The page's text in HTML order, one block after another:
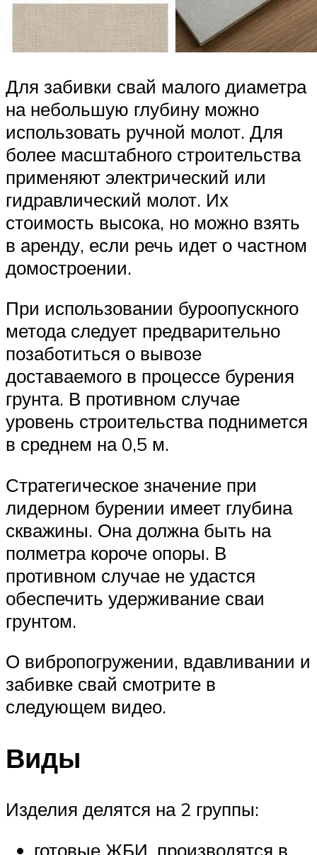
Для забивки свай малого диаметра
на небольшую глубину можно
использовать ручной молот. Для
более масштабного строительства
применяют электрический или
гидравлический молот. Их
стоимость высока, но можно взять
в аренду, если речь идет о частном
домостроении.
При использовании буроопускного
метода следует предварительно
позаботиться о вывозе
доставаемого в процессе бурения
грунта. В противном случае
уровень строительства поднимется
в среднем на 0,5 м.
Стратегическое значение при
лидерном бурении имеет глубина
скважины. Она должна быть на
полметра короче опоры. В
противном случае не удастся
обеспечить удерживание сваи
грунтом.
О вибропогружении, вдавливании и
забивке свай смотрите в
следующем видео.
Виды
Изделия делятся на 2 группы:
готовые ЖБИ, производятся в